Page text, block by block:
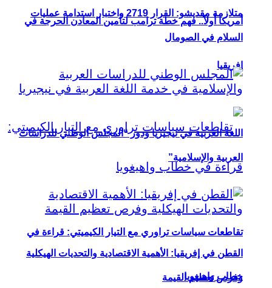
أمريكا أولاً.. فهم خطة ترامب لتأمين المعادن الحرجة في
إفريقيا
تقاطعات سياسات تراوري مع التيار الكيميتي: قراءة في
خطاب واهيغويا
متلازمة مقديشو: القرار 2719 واختبار استدامة عمليات
السلام في الصومال
اللغة العربية في نيجيريا ودور “المجلس الوطني للدراسات
العربية والإسلامية”
القطن في إفريقيا: الأهمية الاقتصادية والتحديات الهيكلية
وفرص تعظيم القيمة